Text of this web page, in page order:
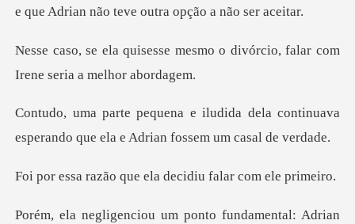
e que Adrian não
esmo o divórcio, falar com
Ir
dela continuava
esperando que ela e
que ela decidiu fal
to fundamental: Adrian